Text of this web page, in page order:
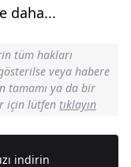
daha...
tüm hakları
veya habere
tamamı ya da bir
için lütfen tıklayın
indirin